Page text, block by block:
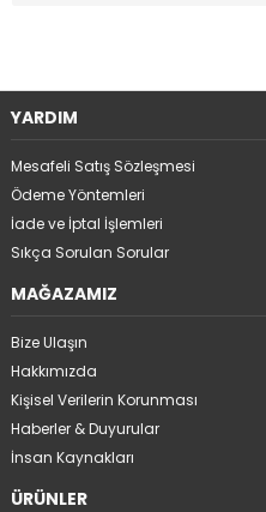
YARDIM
Mesafeli Satış Sözleşmesi
Ödeme Yöntemleri
İade ve İptal İşlemleri
Sıkça Sorulan Sorular
MAĞAZAMIZ
Bize Ulaşın
Hakkımızda
Kişisel Verilerin Korunması
Haberler & Duyurular
İnsan Kaynakları
ÜRÜNLER